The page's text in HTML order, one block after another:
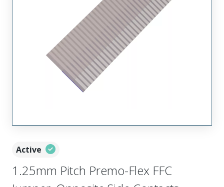
Active
1.25mm Pitch Premo-Flex FFC